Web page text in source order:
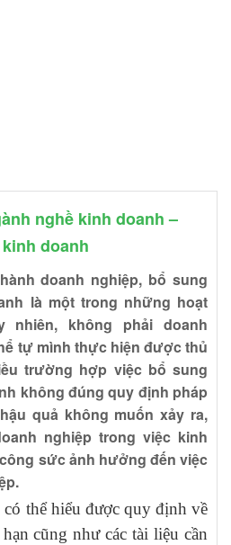
nghề kinh doanh –
doanh
doanh nghiệp, bổ sung
là một trong những hoạt
nhiên, không phải doanh
tự mình thực hiện được thủ
trường hợp việc bổ sung
không đúng quy định pháp
quả không muốn xảy ra,
nghiệp trong việc kinh
sức ảnh hưởng đến việc
thể hiểu được quy định về
cũng như các tài liệu cần